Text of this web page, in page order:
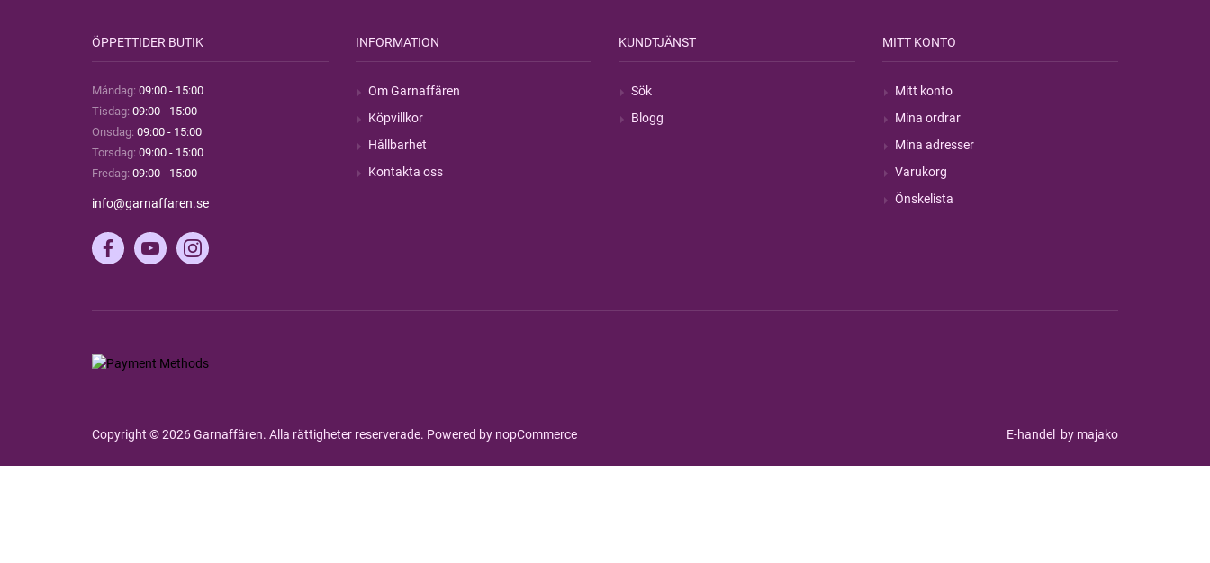
ÖPPETTIDER BUTIK
Måndag: 09:00 - 15:00
Tisdag: 09:00 - 15:00
Onsdag: 09:00 - 15:00
Torsdag: 09:00 - 15:00
Fredag: 09:00 - 15:00
info@garnaffaren.se
INFORMATION
Om Garnaffären
Köpvillkor
Hållbarhet
Kontakta oss
KUNDTJÄNST
Sök
Blogg
MITT KONTO
Mitt konto
Mina ordrar
Mina adresser
Varukorg
Önskelista
Copyright © 2026 Garnaffären. Alla rättigheter reserverade. Powered by nopCommerce E-handel by majako